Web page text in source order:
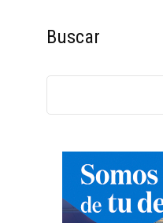
Buscar